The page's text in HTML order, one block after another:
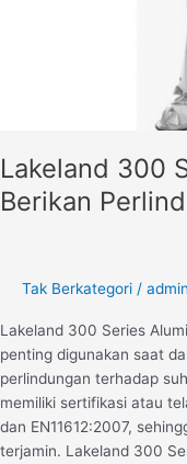
Lakeland 300
Berikan
Tak Berkategori / admin
Lakeland 300 Series
penting digunakan saat
perlindungan terhadap
memiliki sertifikasi atau
dan EN11612:2007,
terjamin. Lakeland 300